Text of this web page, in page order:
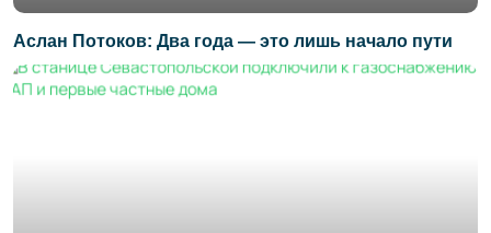
Аслан Потоков: Два года — это лишь начало пути